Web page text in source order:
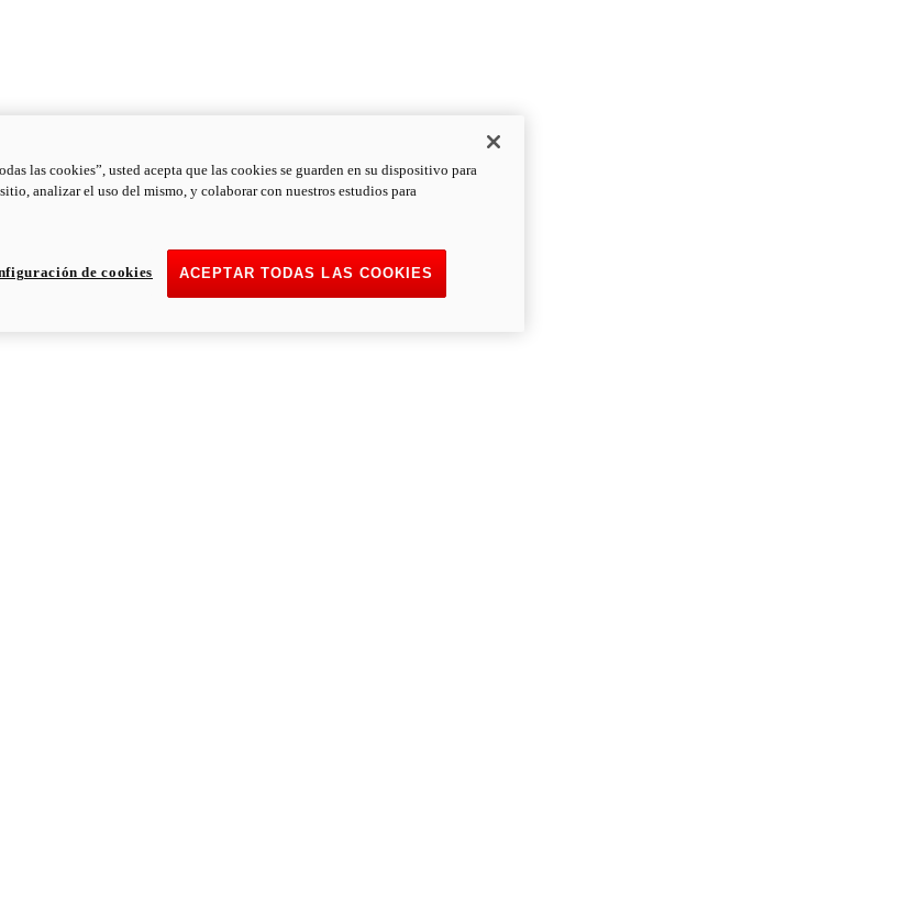
las cookies”, usted acepta que las cookies se guarden en su dispositivo para
analizar el uso del mismo, y colaborar con nuestros estudios para
ACEPTAR TODAS LAS COOKIES
de cookies